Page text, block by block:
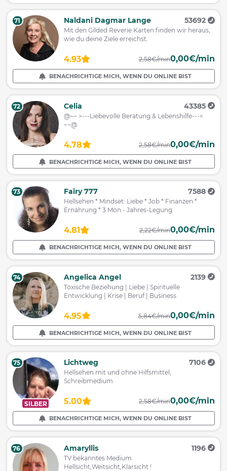
71 Naldani Dagmar Lange 53692
Mit den Gilded Reverie Karten finden wir heraus,
wie du deine Ziele erreichst.
4.93 2,58€/min0,00€/min
BENACHRICHTIGE MICH, WENN DU ONLINE BIST
72 Celia 43385
@~~ >---Liebevolle Beratung & Lebenshilfe---<
~~@
4.78 2,58€/min0,00€/min
BENACHRICHTIGE MICH, WENN DU ONLINE BIST
73 Fairy 777 7588
Hellsehen * Mindset: Liebe * Job * Finanzen *
Ernährung * 3 Mon.- Jahres-Legung
4.81 2,22€/min0,00€/min
BENACHRICHTIGE MICH, WENN DU ONLINE BIST
74 Angelica Angel 2139
Toxische Beziehung | Liebe | Spirituelle
Entwicklung | Krise | Beruf | Business
4.95 5,84€/min0,00€/min
BENACHRICHTIGE MICH, WENN DU ONLINE BIST
SILBER
75 Lichtweg 7106
Hellsehen mit und ohne Hilfsmittel,
Schreibmedium
5.00 2,58€/min0,00€/min
BENACHRICHTIGE MICH, WENN DU ONLINE BIST
76 Amaryllis 1196
TV bekanntes Medium
Hellsicht,Weitsicht,Klarsicht !